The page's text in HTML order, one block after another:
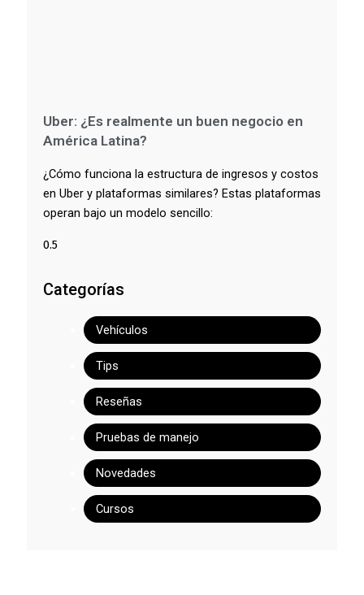
Uber: ¿Es realmente un buen negocio en
América Latina?
¿Cómo funciona la estructura de ingresos y costos
en Uber y plataformas similares? Estas plataformas
operan bajo un modelo sencillo:
Categorías
Vehículos
Tips
Reseñas
Pruebas de manejo
Novedades
Cursos